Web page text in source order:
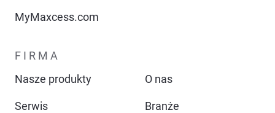
MyMaxcess.com
FIRMA
Nasze produkty
O nas
Serwis Branże